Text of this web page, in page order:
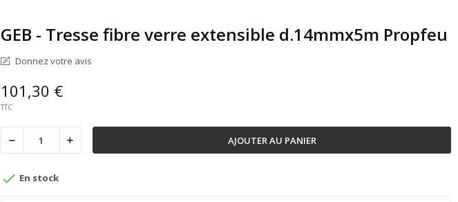
GEB - Tresse fibre verre extensible d.14mmx5m Propfeu
Donnez votre avis
101,30 €
TTC
AJOUTER AU PANIER
 En stock